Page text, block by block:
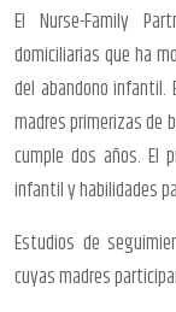
El Nurse-Family
domiciliarias que ha
del abandono infantil.
madres primerizas de
cumple dos años. El
infantil y habilidades
Estudios de
cuyas madres